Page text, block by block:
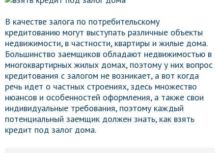
В качестве залога по потребительскому
кредитованию могут выступать различные объекты
недвижимости, в частности, квартиры и жилые дома.
Большинство заемщиков обладают недвижимостью в
многоквартирных жилых домах, поэтому у них вопрос
кредитования с залогом не возникает, а вот когда
речь идет о частных строениях, здесь множество
нюансов и особенностей оформления, а также свои
индивидуальные требования, поэтому каждый
потенциальный заемщик должен знать, как взять
кредит под залог дома.